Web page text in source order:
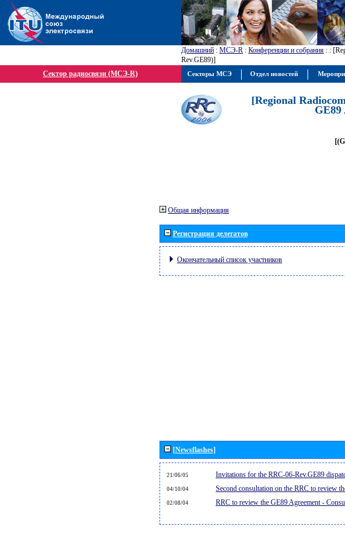
Домашний : МСЭ-R : Конференции и собрания : :
Rev.GE89)]
Сектор радиосвязи (МСЭ-R)
[Regional
GE89
Общая информация
Регистрация делегатов
Окончательный список участников
[Newsflashes]
21/06/05 Invitations for the RRC-06-Rev.GE89
04/10/04 Second consultation on the RRC to review
02/08/04 RRC to review the GE89 Agreement -
Секторы МСЭ Отдел новостей